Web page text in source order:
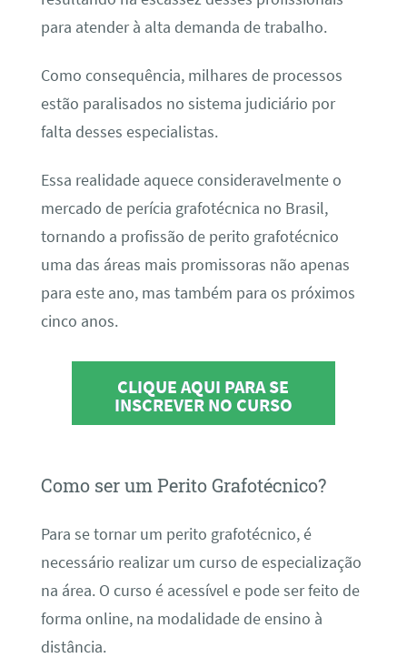
para atender à alta demanda de trabalho.
Como consequência, milhares de processos
estão paralisados no sistema judiciário por
falta desses especialistas.
Essa realidade aquece consideravelmente o
mercado de perícia grafotécnica no Brasil,
tornando a profissão de perito grafotécnico
uma das áreas mais promissoras não apenas
para este ano, mas também para os próximos
cinco anos.
CLIQUE AQUI PARA SE
INSCREVER NO CURSO
Como ser um Perito Grafotécnico?
Para se tornar um perito grafotécnico, é
necessário realizar um curso de especialização
na área. O curso é acessível e pode ser feito de
forma online, na modalidade de ensino à
distância.